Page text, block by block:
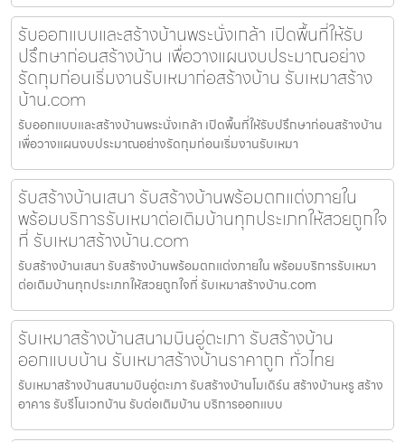
รับออกแบบและสร้างบ้านพระนั่งเกล้า เปิดพื้นที่ให้รับ
ปรึกษาก่อนสร้างบ้าน เพื่อวางแผนงบประมาณอย่าง
รัดกุมก่อนเริ่มงานรับเหมาก่อสร้างบ้าน รับเหมาสร้าง
บ้าน.com
รับออกแบบและสร้างบ้านพระนั่งเกล้า เปิดพื้นที่ให้รับปรึกษาก่อนสร้างบ้าน
เพื่อวางแผนงบประมาณอย่างรัดกุมก่อนเริ่มงานรับเหมา
รับสร้างบ้านเสนา รับสร้างบ้านพร้อมตกแต่งภายใน
พร้อมบริการรับเหมาต่อเติมบ้านทุกประเภทให้สวยถูกใจ
ที่ รับเหมาสร้างบ้าน.com
รับสร้างบ้านเสนา รับสร้างบ้านพร้อมตกแต่งภายใน พร้อมบริการรับเหมา
ต่อเติมบ้านทุกประเภทให้สวยถูกใจที่ รับเหมาสร้างบ้าน.com
รับเหมาสร้างบ้านสนามบินอู่ตะเภา รับสร้างบ้าน
ออกแบบบ้าน รับเหมาสร้างบ้านราคาถูก ทั่วไทย
รับเหมาสร้างบ้านสนามบินอู่ตะเภา รับสร้างบ้านโมเดิร์น สร้างบ้านหรู สร้าง
อาคาร รับรีโนเวทบ้าน รับต่อเติมบ้าน บริการออกแบบ